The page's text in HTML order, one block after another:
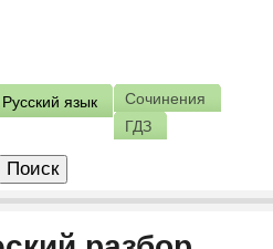
Русский язык
Сочинения
ГДЗ